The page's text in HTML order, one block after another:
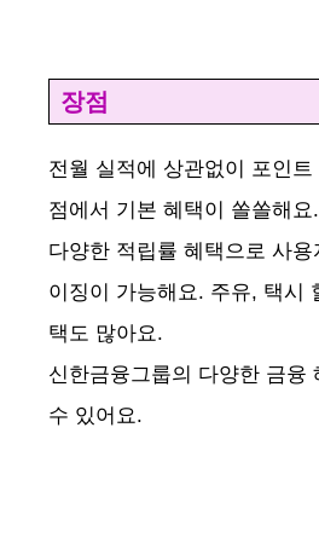
장점
전월 실적에 상관없이 포인
점에서 기본 혜택이 쏠쏠해요.
다양한 적립률 혜택으로 사
이징이 가능해요. 주유, 택시
택도 많아요.
신한금융그룹의 다양한 금융
수 있어요.